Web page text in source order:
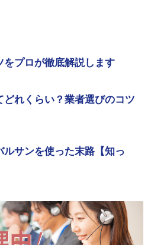
をプロが徹底解説します
どれくらい？業者選びのコツ
ルサンを使った末路【知っ